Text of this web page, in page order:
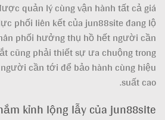
quản lý cùng vận hành tất cả giá
phối liên kết của jun88site đang lộ
phối hưởng thụ hồ hết người cần
cũng phải thiết sự ưa chuộng trong
cần tới để bảo hành cùng hiệu
suất cao.
kỉnh lộng lẫy của jun88site